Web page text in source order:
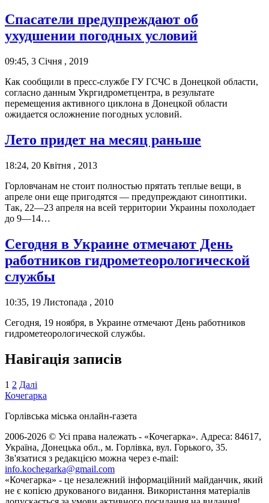
Спасатели предупреждают об
ухудшении погодных условий
09:45, 3 Січня , 2019
Как сообщили в пресс-службе ГУ ГСЧС в Донецкой области,
согласно данным Укргидрометцентра, в результате
перемещения активного циклона в Донецкой области
ожидается осложнение погодных условий.
Лето придет на месяц раньше
18:24, 20 Квітня , 2013
Горловчанам не стоит полностью прятать теплые вещи, в
апреле они еще пригодятся — предупреждают синоптики.
Так, 22—23 апреля на всей территории Украины похолодает
до 9—14…
Сегодня в Украине отмечают День
работников гидрометеорологической
службы
10:35, 19 Листопада , 2010
Сегодня, 19 ноября, в Украине отмечают День работников
гидрометеорологической службы.
Навігація записів
1 2 Далі
Кочегарка
Горлівська міська онлайн-газета
2006-2026 © Усі права належать - «Кочегарка». Адреса: 84617,
Україна, Донецька обл., м. Горлівка, вул. Горького, 35.
Зв'язатися з редакцією можна через e-mail:
info.kochegarka@gmail.com
«Кочегарка» - це незалежний інформаційний майданчик, який
не є копією друкованого видання. Використання матеріалів